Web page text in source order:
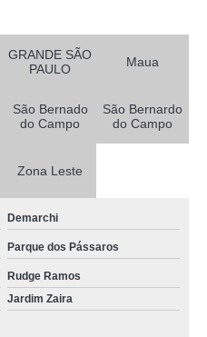
GRANDE SÃO
PAULO
Maua
São Bernado
do Campo
São Bernardo
do Campo
Zona Leste
Demarchi
Parque dos Pássaros
Rudge Ramos
Jardim Zaira